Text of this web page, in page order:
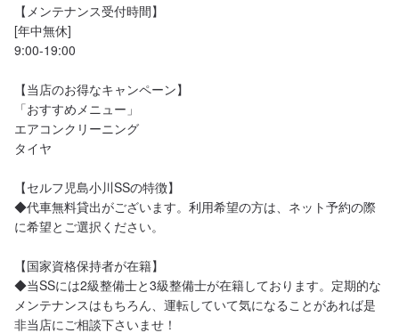
【メンテナンス受付時間】
[年中無休]
9:00-19:00
【当店のお得なキャンペーン】
「おすすめメニュー」
エアコンクリーニング
タイヤ
【セルフ児島小川SSの特徴】
◆代車無料貸出がございます。利用希望の方は、ネット予約の際
に希望とご選択ください。
【国家資格保持者が在籍】
◆当SSには2級整備士と3級整備士が在籍しております。定期的な
メンテナンスはもちろん、運転していて気になることがあれば是
非当店にご相談下さいませ！